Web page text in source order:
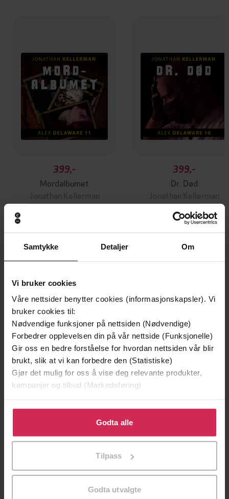
Samtykke Detaljer Om
Vi bruker cookies
Våre nettsider benytter cookies (informasjonskapsler). Vi
bruker cookies til:
Nødvendige funksjoner på nettsiden (Nødvendige)
Forbedrer opplevelsen din på vår nettside (Funksjonelle)
Gir oss en bedre forståelse for hvordan nettsiden vår blir
brukt, slik at vi kan forbedre den (Statistiske)
Gjør det mulig for oss å vise deg relevante produkter,
kampanjer og tilbud (Markedsføring)
Klikk på «Godta alle» for å gi oss ditt samtykke til å
bruke cookies for alle disse formålene. Du kan også
tilpasse ditt samtykke til spesifikke formål ved å klikke
Godta alle
Tilpass
Godta utvalgte
399,-
Mordalbumet
Jonathan Kellerman
399,-
Dr. Død
Jonathan Kellerman
Andre har også kjøpt
299,-
Jo Nesbø
399,-
Jussi Adler-Olsen